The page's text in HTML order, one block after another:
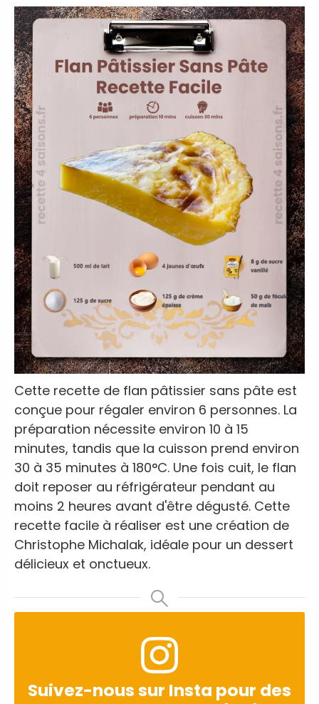
Cette recette de flan pâtissier sans pâte est
conçue pour régaler environ 6 personnes. La
préparation nécessite environ 10 à 15
minutes, tandis que la cuisson prend environ
30 à 35 minutes à 180°C. Une fois cuit, le flan
doit reposer au réfrigérateur pendant au
moins 2 heures avant d'être dégusté. Cette
recette facile à réaliser est une création de
Christophe Michalak, idéale pour un dessert
délicieux et onctueux.
Suivez-nous sur Insta pour des